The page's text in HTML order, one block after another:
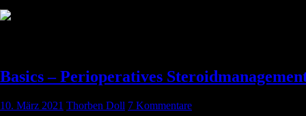
Basics – Perioperatives
10. März 2021 Thorben Doll 7 Kommentare